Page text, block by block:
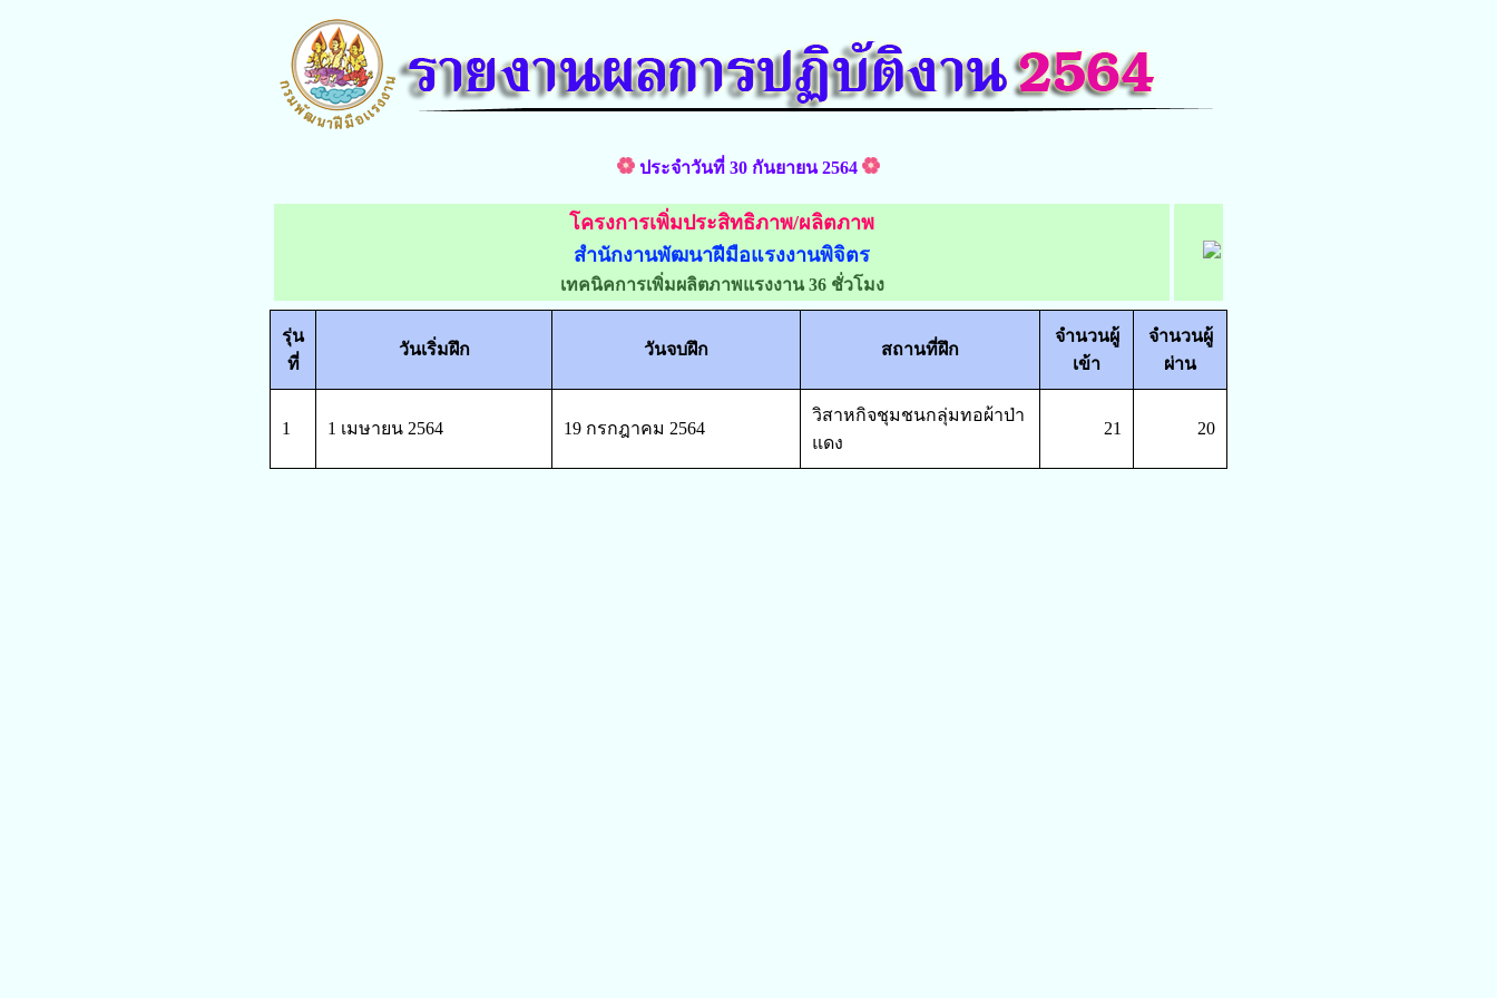
ประจำวันที่ 30 กันยายน 2564
โครงการเพิ่มประสิทธิภาพ/ผลิตภาพ
สำนักงานพัฒนาฝีมือแรงงานพิจิตร
เทคนิคการเพิ่มผลิตภาพแรงงาน 36 ชั่วโมง
รุ่น
ที่
วันเริ่มฝึก วันจบฝึก สถานที่ฝึก
จำนวนผู้
เข้า
จำนวนผู้
ผ่าน
1 1 เมษายน 2564 19 กรกฎาคม 2564
วิสาหกิจชุมชนกลุ่มทอผ้าป่า
แดง
21 20